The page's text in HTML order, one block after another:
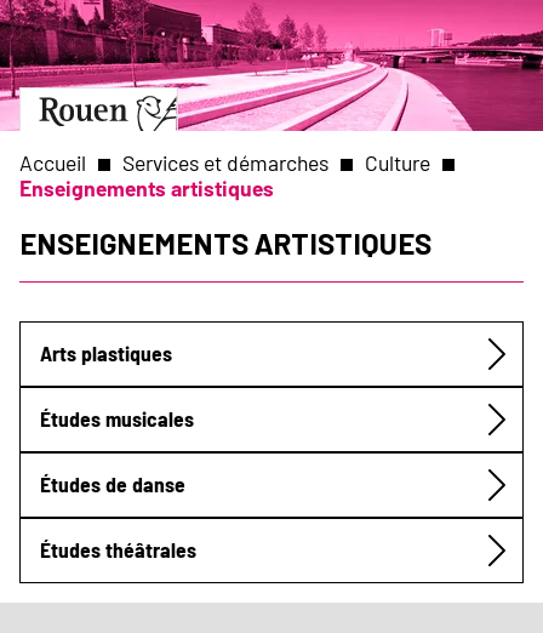
Aller
au
contenu
principal
Aller
à
page
d’accueil
Slide
1
of
1
Fil
d'Ariane
Accueil Services et démarches
Culture
Enseignements artistiques
Enseignements artistiques
Submenu
Arts plastiques
Études musicales
Études de danse
Études théâtrales